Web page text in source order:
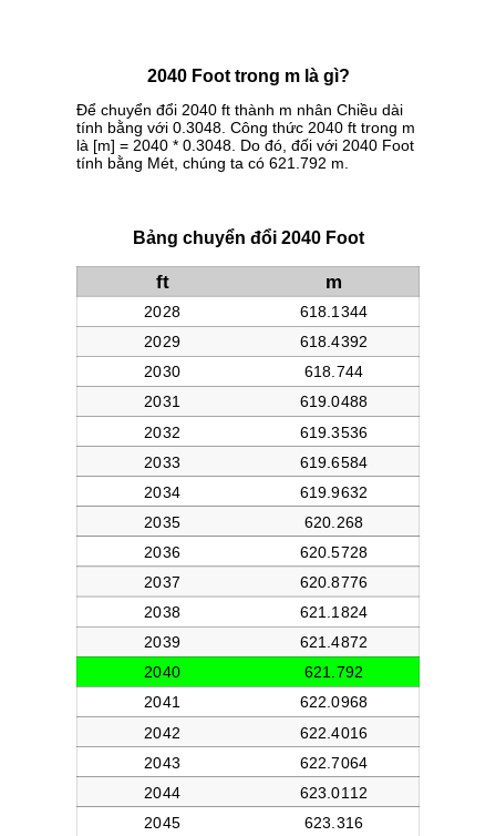
2040 Foot trong m là gì?
Để chuyển đổi 2040 ft thành m nhân Chiều dài
tính bằng với 0.3048. Công thức 2040 ft trong m
là [m] = 2040 * 0.3048. Do đó, đối với 2040 Foot
tính bằng Mét, chúng ta có 621.792 m.
Bảng chuyển đổi 2040 Foot